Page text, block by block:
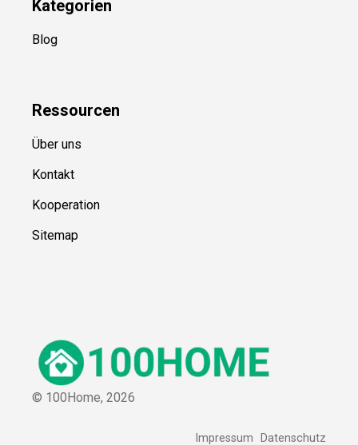
Kategorien
Blog
Ressourcen
Über uns
Kontakt
Kooperation
Sitemap
© 100Home, 2026
Impressum Datenschutz